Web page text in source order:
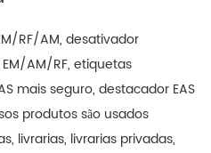
RF/AM, desativador
AM/RF, etiquetas
mais seguro, destacador EAS
produtos são usados
livrarias, livrarias privadas,